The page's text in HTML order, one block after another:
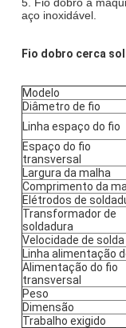
aço inoxidável.
Fio dobro cerca
Modelo
Diâmetro de fio
Linha espaço do fio
Espaço do fio
transversal
Largura da malha
Comprimento da
Elétrodos de
Transformador de
soldadura
Velocidade de solda
Linha alimentação
Alimentação do fio
transversal
Peso
Dimensão
Trabalho exigido